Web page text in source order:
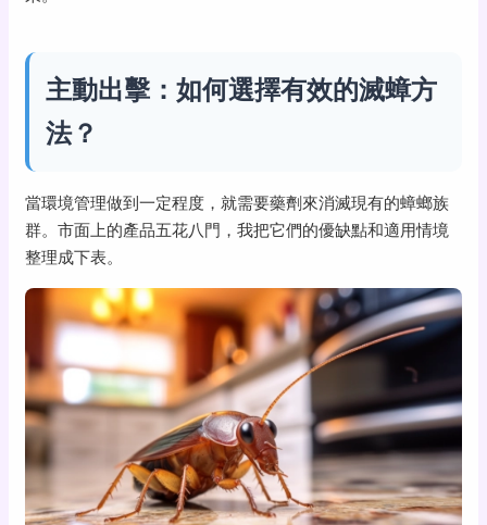
主動出擊：如何選擇有效的滅蟑方
法？
當環境管理做到一定程度，就需要藥劑來消滅現有的蟑螂族
群。市面上的產品五花八門，我把它們的優缺點和適用情境
整理成下表。